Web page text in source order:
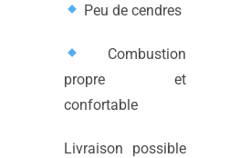
Peu de cendres
Combustion
propre et
confortable
Livraison possible